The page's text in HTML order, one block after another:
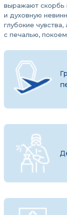
выражают скорбь
и духовную
глубокие
с печалью,